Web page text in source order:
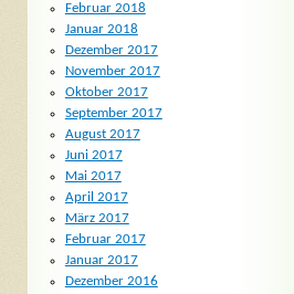
Februar 2018
Januar 2018
Dezember 2017
November 2017
Oktober 2017
September 2017
August 2017
Juni 2017
Mai 2017
April 2017
März 2017
Februar 2017
Januar 2017
Dezember 2016